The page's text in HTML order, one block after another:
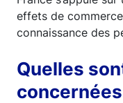
effets de
connaissance des
Quelles